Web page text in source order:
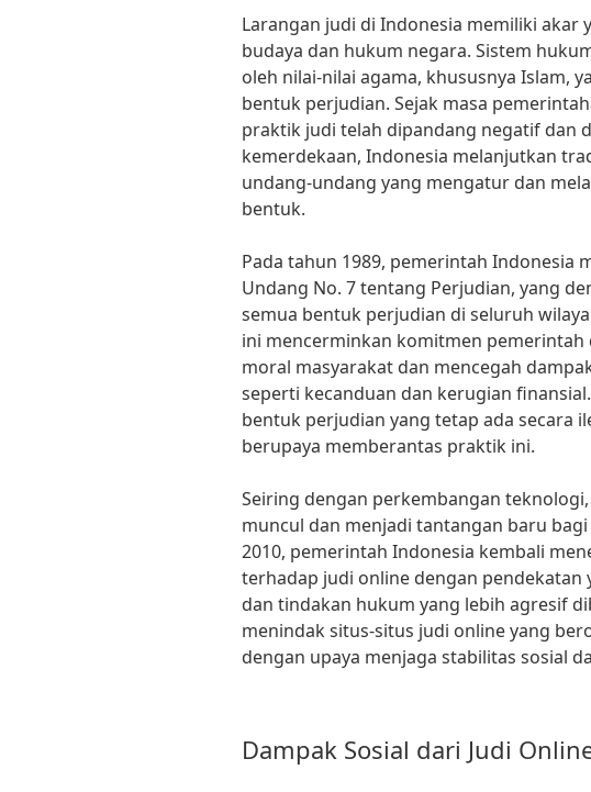
Larangan judi di Indonesia memiliki akar
budaya dan hukum negara. Sistem
oleh nilai-nilai agama, khususnya Islam,
bentuk perjudian. Sejak masa
praktik judi telah dipandang negatif dan
kemerdekaan, Indonesia melanjutkan
undang-undang yang mengatur dan
bentuk.
Pada tahun 1989, pemerintah Indonesia
Undang No. 7 tentang Perjudian, yang
semua bentuk perjudian di seluruh
ini mencerminkan komitmen pemerintah
moral masyarakat dan mencegah
seperti kecanduan dan kerugian
bentuk perjudian yang tetap ada secara
berupaya memberantas praktik ini.
Seiring dengan perkembangan
muncul dan menjadi tantangan baru
2010, pemerintah Indonesia kembali
terhadap judi online dengan pendekatan
dan tindakan hukum yang lebih agresif
menindak situs-situs judi online yang
dengan upaya menjaga stabilitas sosial
Dampak Sosial dari Judi